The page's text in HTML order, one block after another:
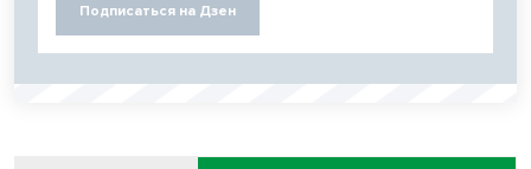
Подписаться на Дзен